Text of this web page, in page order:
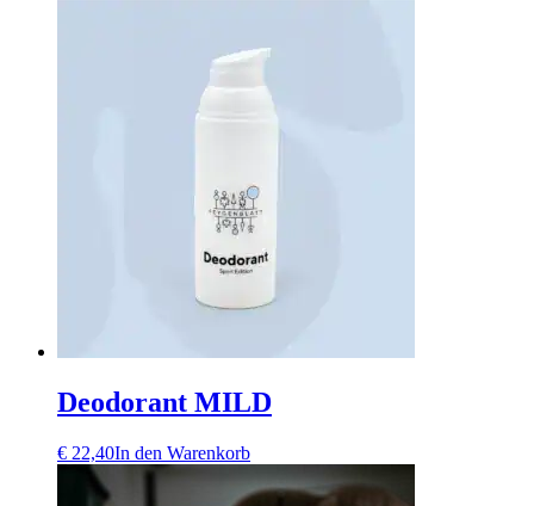
Deodorant MILD
€ 22,40In den Warenkorb